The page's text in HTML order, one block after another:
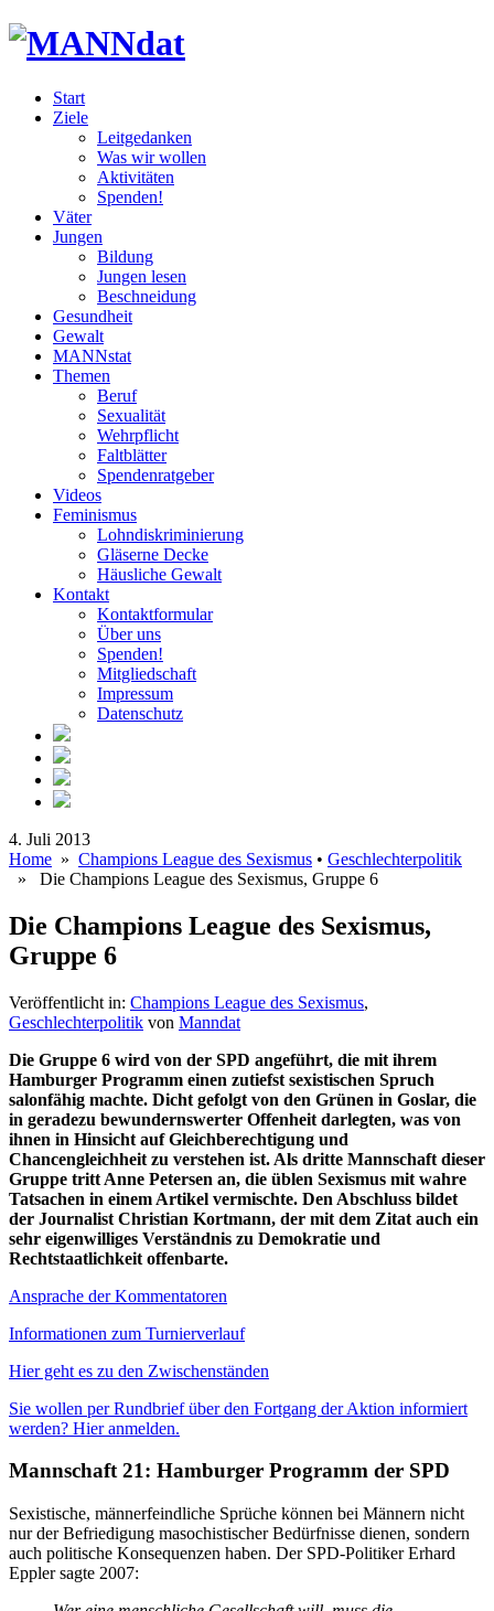
Start
Ziele
Leitgedanken
Was wir wollen
Aktivitäten
Spenden!
Väter
Jungen
Bildung
Jungen lesen
Beschneidung
Gesundheit
Gewalt
MANNstat
Themen
Beruf
Sexualität
Wehrpflicht
Faltblätter
Spendenratgeber
Videos
Feminismus
Lohndiskriminierung
Gläserne Decke
Häusliche Gewalt
Kontakt
Kontaktformular
Über uns
Spenden!
Mitgliedschaft
Impressum
Datenschutz
4. Juli 2013
Home » Champions League des Sexismus • Geschlechterpolitik
» Die Champions League des Sexismus, Gruppe 6
Die Champions League des Sexismus,
Gruppe 6
Veröffentlicht in: Champions League des Sexismus,
Geschlechterpolitik von Manndat
Die Gruppe 6 wird von der SPD angeführt, die mit ihrem
Hamburger Programm einen zutiefst sexistischen Spruch
salonfähig machte. Dicht gefolgt von den Grünen in Goslar, die
in geradezu bewundernswerter Offenheit darlegten, was von
ihnen in Hinsicht auf Gleichberechtigung und
Chancengleichheit zu verstehen ist. Als dritte Mannschaft dieser
Gruppe tritt Anne Petersen an, die üblen Sexismus mit wahre
Tatsachen in einem Artikel vermischte. Den Abschluss bildet
der Journalist Christian Kortmann, der mit dem Zitat auch ein
sehr eigenwilliges Verständnis zu Demokratie und
Rechtstaatlichkeit offenbarte.
Ansprache der Kommentatoren
Informationen zum Turnierverlauf
Hier geht es zu den Zwischenständen
Sie wollen per Rundbrief über den Fortgang der Aktion informiert
werden? Hier anmelden.
Mannschaft 21: Hamburger Programm der SPD
Sexistische, männerfeindliche Sprüche können bei Männern nicht
nur der Befriedigung masochistischer Bedürfnisse dienen, sondern
auch politische Konsequenzen haben. Der SPD-Politiker Erhard
Eppler sagte 2007: